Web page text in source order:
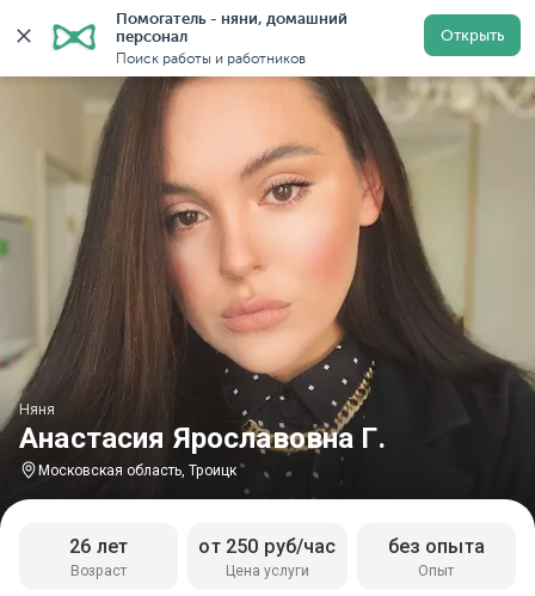
Помогатель - няни, домашний
персонал
Поиск работы и работников
Открыть
Главная Няни Няни в Московской области Няни
Анастасия Ярославовна Г.
Няня
Московская область, Троицк
Возраст
26 лет
Цена услуги
от 250 руб/час
Опыт
без опыта